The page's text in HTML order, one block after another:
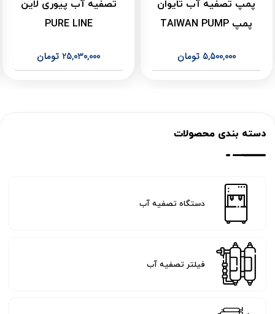
پمپ تصفیه آب تایوان
پمپ TAIWAN PUMP
5,500,000 تومان
تصفیه آب پیوری لاین
PURE LINE
25,030,000 تومان
دسته بندی محصولات
دستگاه تصفیه آب
فیلتر تصفیه آب